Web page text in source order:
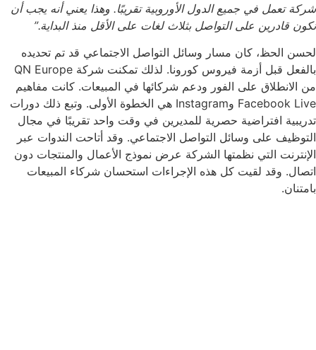
شركة تعمل في جميع الدول الأوروبية تقريبًا. وهذا يعني أنه يجب أن
نكون قادرين على التواصل بثلاث لغات على الأقل منذ البداية.”
لحسن الحظ، كان مسار وسائل التواصل الاجتماعي قد تم تحديده
بالفعل قبل أزمة فيروس كورونا. لذلك تمكنت شركة QN Europe
من الانطلاق على الفور ودعم شركائها في المبيعات. كانت مفاهيم
Facebook Live وInstagram هي الخطوة الأولى. وتبع ذلك دورات
تدريبية افتراضية حصرية للمديرين في وقت واحد تقريبًا في مجال
التوظيف على وسائل التواصل الاجتماعي. وقد أتاحت الندوات عبر
الإنترنت التي نظمتها الشركة عرض نموذج الأعمال والمنتجات دون
اتصال. وقد لقيت كل هذه الإجراءات استحسان شركاء المبيعات
بامتنان.